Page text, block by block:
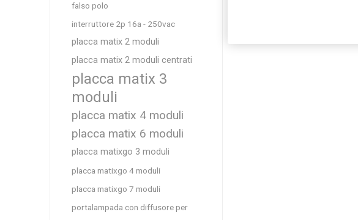
falso polo
interruttore 2p 16a - 250vac
placca matix 2 moduli
placca matix 2 moduli centrati
placca matix 3
moduli
placca matix 4 moduli
placca matix 6 moduli
placca matixgo 3 moduli
placca matixgo 4 moduli
placca matixgo 7 moduli
portalampada con diffusore per